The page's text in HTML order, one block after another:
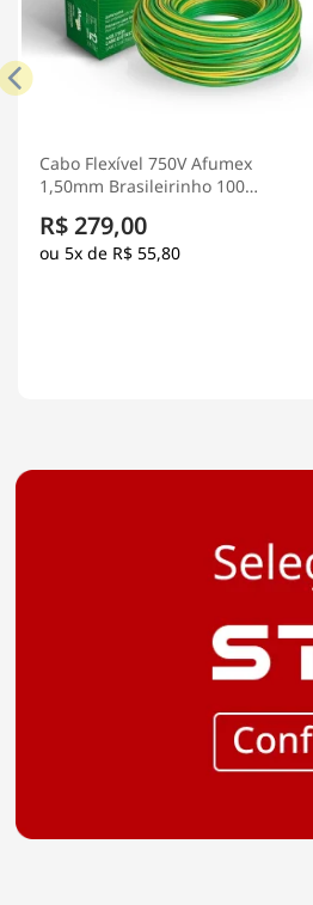
Cabo Flexível 750V Superastic
1,50mm Amarelo 100 Metros -
R$ 239,00
5x de R$ 47,80